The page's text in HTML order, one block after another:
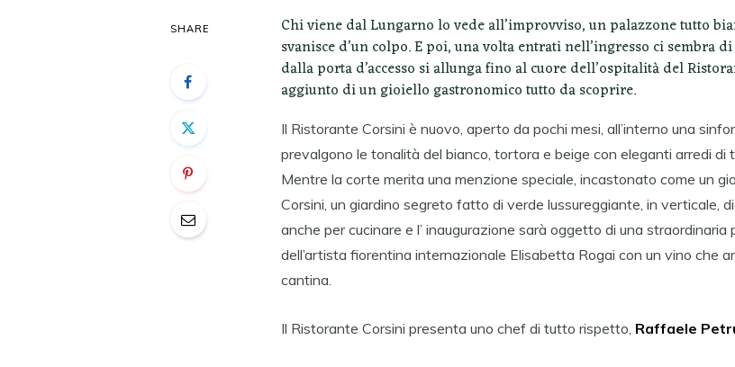
SHARE
Chi viene dal Lungarno lo vede all’improvviso, un palazzone tutto
svanisce d’un colpo. E poi, una volta entrati nell’ingresso ci sembra
dalla porta d’accesso si allunga fino al cuore dell’ospitalità del
aggiunto di un gioiello gastronomico tutto da scoprire.
Il Ristorante Corsini è nuovo, aperto da pochi mesi, all’interno una
prevalgono le tonalità del bianco, tortora e beige con eleganti arredi di
Mentre la corte merita una menzione speciale, incastonato come un
Corsini, un giardino segreto fatto di verde lussureggiante, in verticale,
anche per cucinare e l’ inaugurazione sarà oggetto di una
dell’artista fiorentina internazionale Elisabetta Rogai con un vino che
cantina.
Il Ristorante Corsini presenta uno chef di tutto rispetto, Raffaele